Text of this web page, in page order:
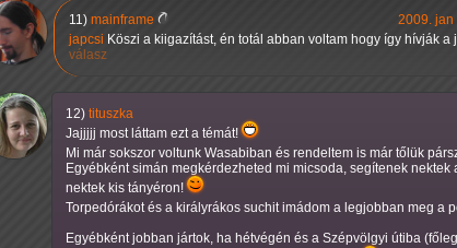
11) mainframe
2009. jan
japcsi Köszi a kiigazítást, én totál abban voltam hogy így hívják
válasz
12) tituszka
Jajjjjj most láttam ezt a témát!
Mi már sokszor voltunk Wasabiban és rendeltem is már tőlük
Egyébként simán megkérdezheted mi micsoda, segítenek
nektek kis tányéron!
Torpedórákot és a királyrákos suchit imádom a legjobban meg a
Egyébként jobban jártok, ha hétvégén és a Szépvölgyi útiba